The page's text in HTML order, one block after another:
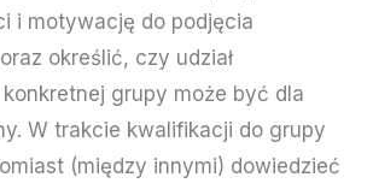
i motywację do podjęcia
określić, czy udział
grupy może być dla
W trakcie kwalifikacji do grupy
(między innymi) dowiedzieć